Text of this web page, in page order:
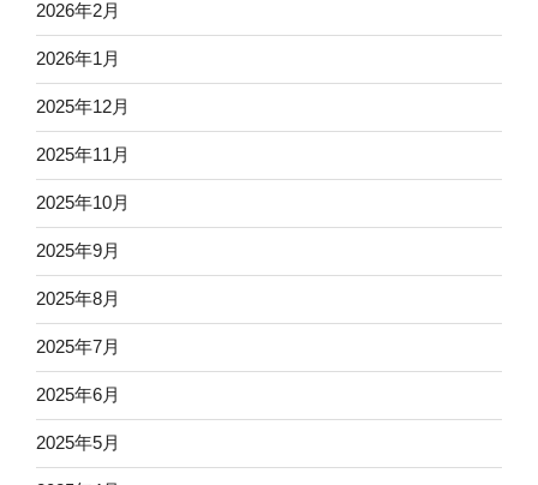
2026年2月
2026年1月
2025年12月
2025年11月
2025年10月
2025年9月
2025年8月
2025年7月
2025年6月
2025年5月